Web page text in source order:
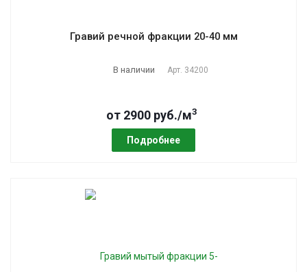
Гравий речной фракции 20-40 мм
В наличии Арт. 34200
от 2900 руб./м3
Подробнее